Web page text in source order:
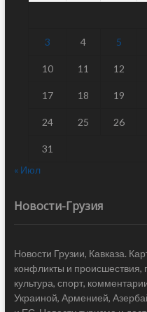
3 4 5
10 11 12
17 18 19
24 25 26
31
« Июл
Новости-Грузия
Новости Грузии, Кавказа.
конфликты и происшествия,
культура, спорт,
Украиной, Арменией,